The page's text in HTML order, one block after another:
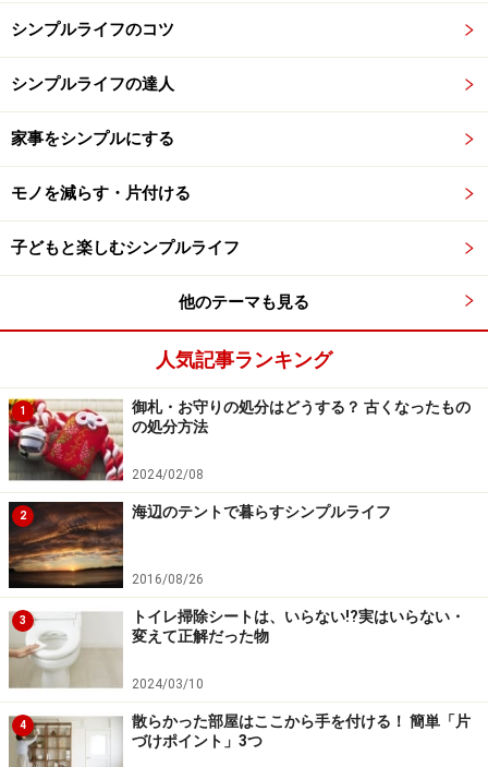
シンプルライフのコツ
シンプルライフの達人
家事をシンプルにする
モノを減らす・片付ける
子どもと楽しむシンプルライフ
他のテーマも見る
人気記事ランキング
1
御札・お守りの処分はどうする？ 古くなったもの
の処分方法
2024/02/08
2 海辺のテントで暮らすシンプルライフ
2016/08/26
3
トイレ掃除シートは、いらない!?実はいらない・
変えて正解だった物
2024/03/10
4
散らかった部屋はここから手を付ける！ 簡単「片
づけポイント」3つ